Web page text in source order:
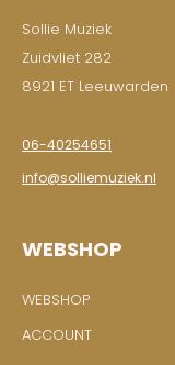
Sollie Muziek
Zuidvliet 282
8921 ET Leeuwarden
06-40254651
info@solliemuziek.nl
WEBSHOP
WEBSHOP
ACCOUNT